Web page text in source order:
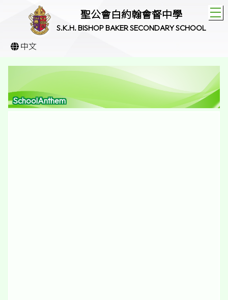
聖公會白約翰會督中學
S.K.H. BISHOP BAKER SECONDARY SCHOOL
中文
SchoolAnthem